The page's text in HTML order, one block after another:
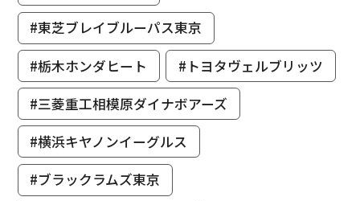
#東芝ブレイブルーパス東京
#栃木ホンダヒート
#トヨタヴェルブリッツ
#三菱重工相模原ダイナボアーズ
#横浜キヤノンイーグルス
#ブラックラムズ東京